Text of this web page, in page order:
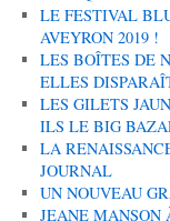
LE FESTIVAL
AVEYRON 2019 !
LES BOÎTES DE
ELLES
LES GILETS
ILS LE BIG
LA
JOURNAL
UN NOUVEAU
JEANE MANSON